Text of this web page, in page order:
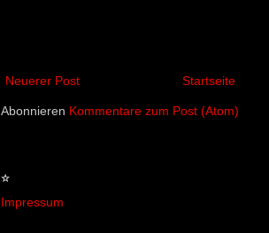
Neuerer Post Startseite
Abonnieren Kommentare zum Post (Atom)
☆
Impressum